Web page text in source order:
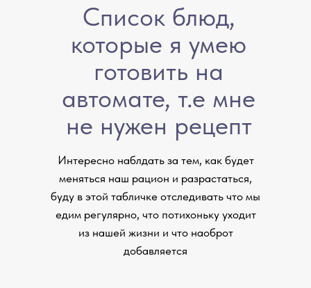
Список блюд,
которые я умею
готовить на
автомате, т.е мне
не нужен рецепт
Интересно наблдать за тем, как будет
меняться наш рацион и разрастаться,
буду в этой табличке отследивать что мы
едим регулярно, что потихоньку уходит
из нашей жизни и что наоброт
добавляется